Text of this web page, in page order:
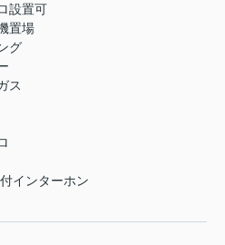
設置可
置場
グ
ス
インターホン